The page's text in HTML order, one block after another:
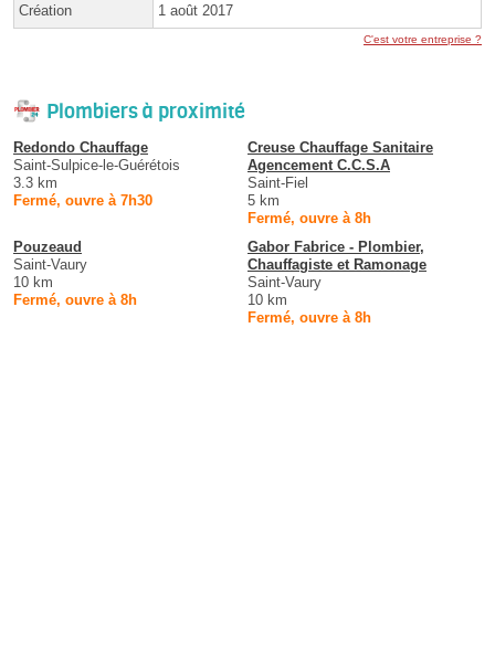
Création 1 août 2017
C'est votre entreprise ?
Plombiers à proximité
Redondo Chauffage
Saint-Sulpice-le-Guérétois
3.3 km
Fermé, ouvre à 7h30
Creuse Chauffage Sanitaire
Agencement C.C.S.A
Saint-Fiel
5 km
Fermé, ouvre à 8h
Pouzeaud
Saint-Vaury
10 km
Fermé, ouvre à 8h
Gabor Fabrice - Plombier,
Chauffagiste et Ramonage
Saint-Vaury
10 km
Fermé, ouvre à 8h